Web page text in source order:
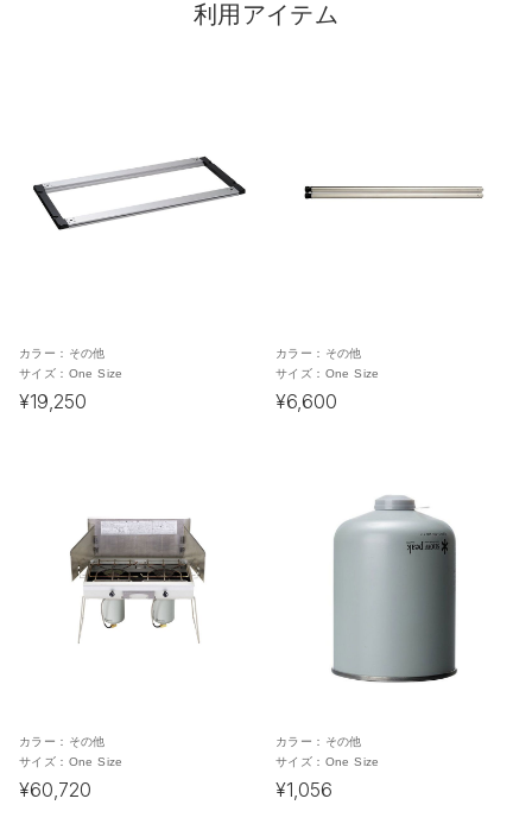
利用アイテム
カラー： その他
サイズ： One Size
¥19,250
カラー： その他
サイズ： One Size
¥6,600
カラー： その他
サイズ： One Size
¥60,720
カラー： その他
サイズ： One Size
¥1,056